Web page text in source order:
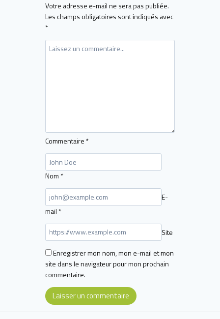
Votre adresse e-mail ne sera pas publiée.
Les champs obligatoires sont indiqués avec
*
Commentaire *
Nom *
E-
mail *
Site
Enregistrer mon nom, mon e-mail et mon
site dans le navigateur pour mon prochain
commentaire.